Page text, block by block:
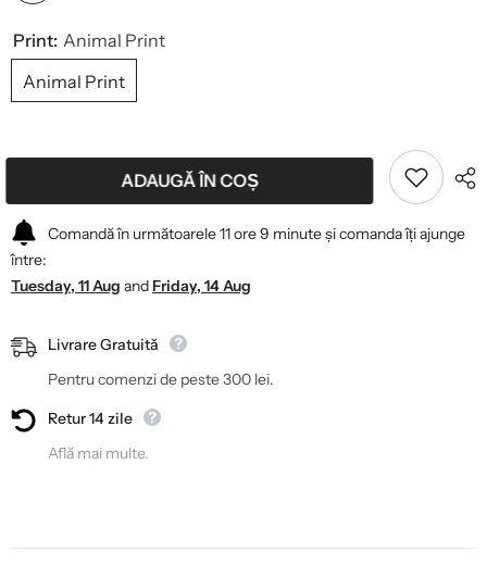
Print: Animal Print
Animal Print
ADAUGĂ ÎN COȘ
Comandă în următoarele11ore9 minuteși comanda îți ajunge
între:
Tuesday, 11 Aug andFriday, 14 Aug
Livrare Gratuită
Pentru comenzi de peste 300 lei.
Retur 14 zile
Află mai multe.